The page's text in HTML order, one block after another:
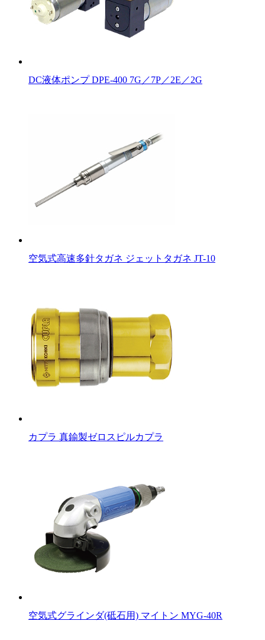
DC液体ポンプ DPE-400 7G／7P／2E／2G
空気式高速多針タガネ ジェットタガネ JT-10
カプラ 真鍮製ゼロスピルカプラ
空気式グラインダ(砥石用) マイトン MYG-40R